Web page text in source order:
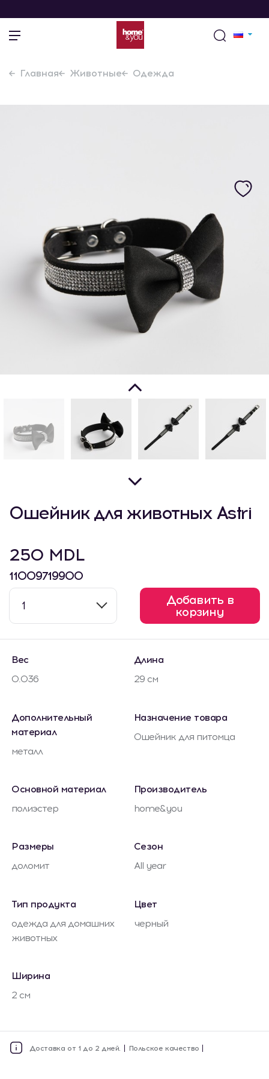
Главная Животные Одежда
Ошейник для животных Astri
250 MDL
11009719900
1
Добавить в
корзину
Вес
0.036
Длина
29 см
Дополнительный
материал
металл
Назначение товара
Ошейник для питомца
Основной материал
полиэстер
Производитель
home&you
Размеры
доломит
Сезон
All year
Тип продукта
одежда для домашних
животных
Цвет
черный
Ширина
2 см
Доставка от 1 до 2 дней. Польское качество